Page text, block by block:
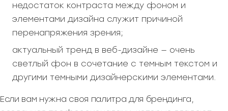
недостаток контраста между фоном и
элементами дизайна служит причиной
перенапряжения зрения;
актуальный тренд в веб-дизайне — очень
светлый фон в сочетание с темным текстом и
другими темными дизайнерскими элементами.
Если вам нужна своя палитра для брендинга,